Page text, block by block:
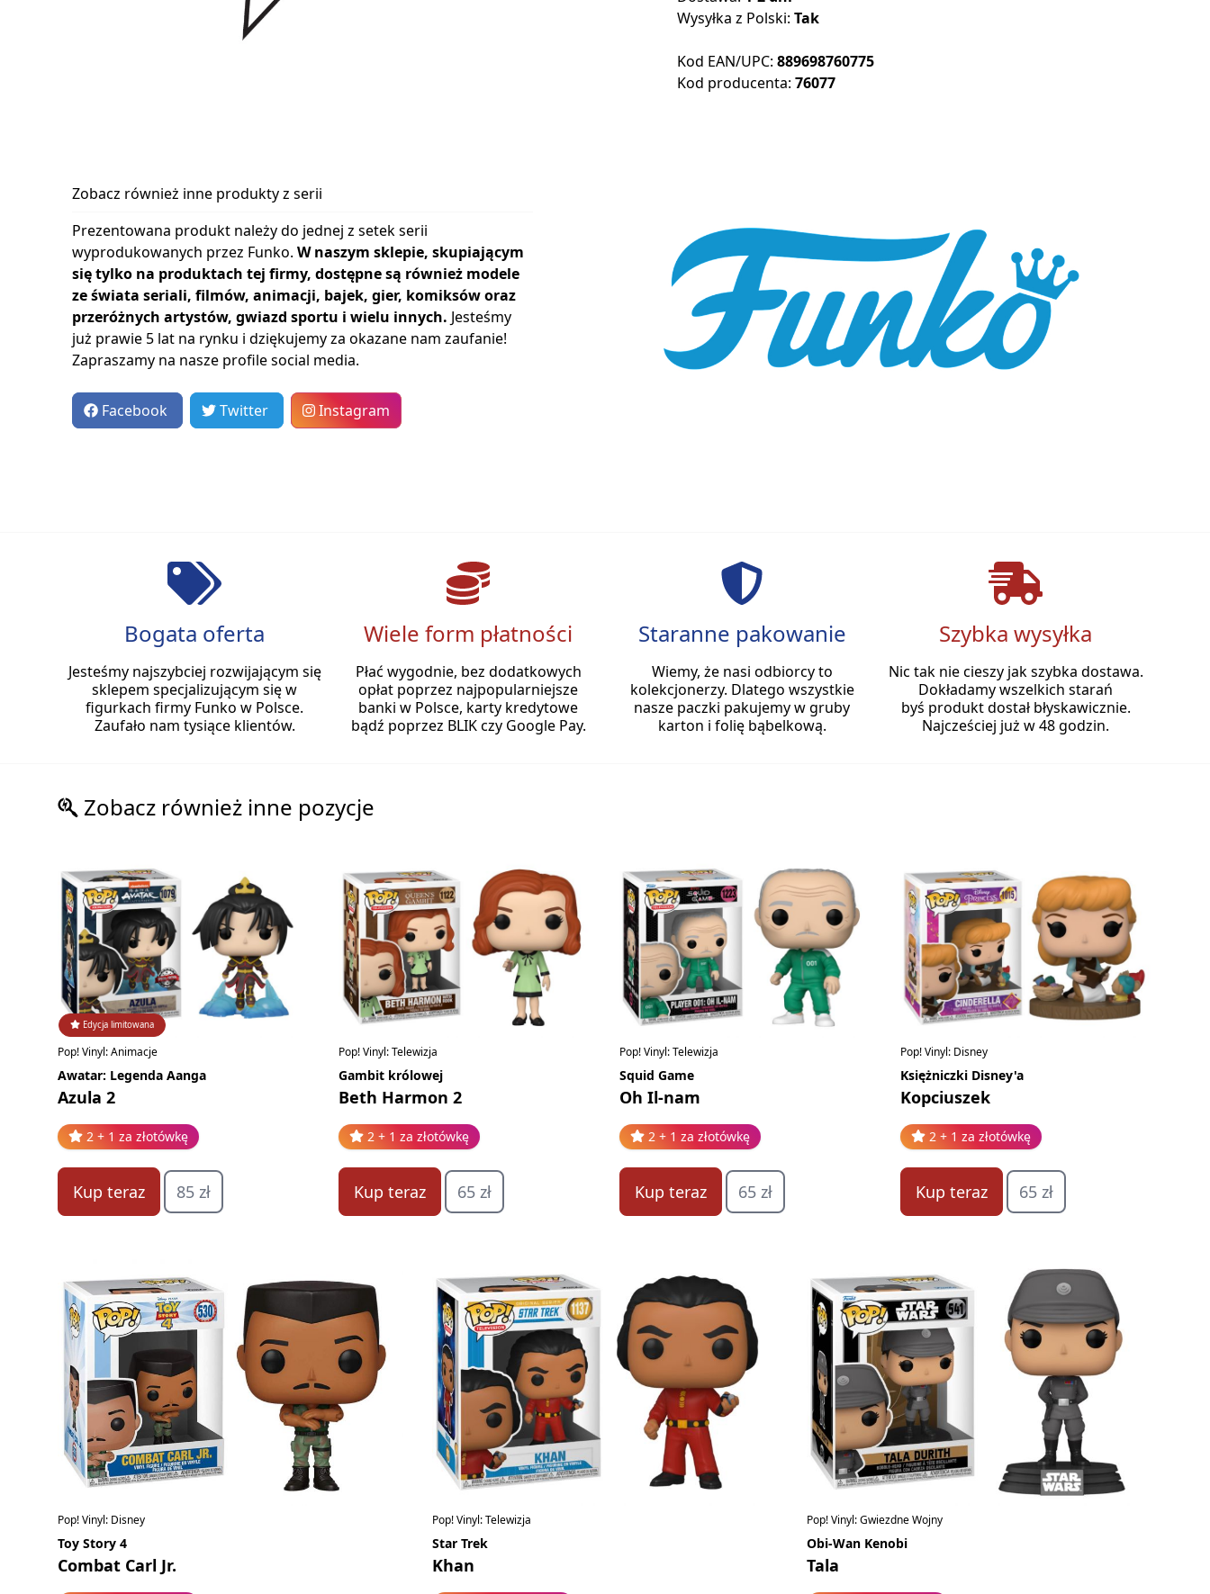
Wysyłka z Polski: Tak
Kod EAN/UPC: 889698760775
Kod producenta: 76077
Zobacz również inne produkty z serii
Prezentowana produkt należy do jednej z setek serii
wyprodukowanych przez Funko. W naszym sklepie, skupiającym
się tylko na produktach tej firmy, dostępne są również modele
ze świata seriali, filmów, animacji, bajek, gier, komiksów oraz
przeróżnych artystów, gwiazd sportu i wielu innych. Jesteśmy
już prawie 5 lat na rynku i dziękujemy za okazane nam zaufanie!
Zapraszamy na nasze profile social media.
Facebook Twitter Instagram
Bogata oferta
Jesteśmy najszybciej rozwijającym się
sklepem specjalizującym się w
figurkach firmy Funko w Polsce.
Zaufało nam tysiące klientów.
Wiele form płatności
Płać wygodnie, bez dodatkowych
opłat poprzez najpopularniejsze
banki w Polsce, karty kredytowe
bądź poprzez BLIK czy Google Pay.
Staranne pakowanie
Wiemy, że nasi odbiorcy to
kolekcjonerzy. Dlatego wszystkie
nasze paczki pakujemy w gruby
karton i folię bąbelkową.
Szybka wysyłka
Nic tak nie cieszy jak szybka dostawa.
Dokładamy wszelkich starań
byś produkt dostał błyskawicznie.
Najcześciej już w 48 godzin.
Zobacz również inne pozycje
Edycja limitowana
Pop! Vinyl: Animacje
Awatar: Legenda Aanga
Azula 2
2 + 1 za złotówkę
Kup teraz 85 zł
Pop! Vinyl: Telewizja
Gambit królowej
Beth Harmon 2
2 + 1 za złotówkę
Kup teraz 65 zł
Pop! Vinyl: Telewizja
Squid Game
Oh Il-nam
2 + 1 za złotówkę
Kup teraz 65 zł
Pop! Vinyl: Disney
Księżniczki Disney'a
Kopciuszek
2 + 1 za złotówkę
Kup teraz 65 zł
Pop! Vinyl: Disney
Toy Story 4
Combat Carl Jr.
Pop! Vinyl: Telewizja
Star Trek
Khan
Pop! Vinyl: Gwiezdne Wojny
Obi-Wan Kenobi
Tala